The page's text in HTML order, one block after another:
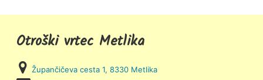
Otroški vrtec Metlika
Župančičeva cesta 1, 8330 Metlika